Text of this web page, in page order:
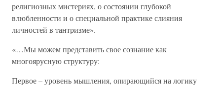
религиозных мистериях, о состоянии глубокой
влюбленности и о специальной практике слияния
личностей в тантризме».
«…Мы можем представить свое сознание как
многоярусную структуру:
Первое – уровень мышления, опирающийся на логику